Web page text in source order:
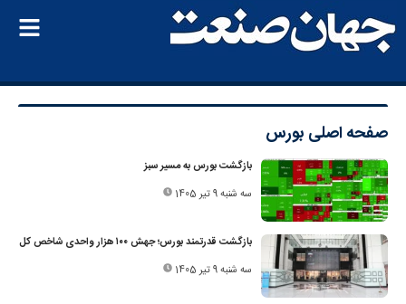
صفحه اصلی بورس
بازگشت بورس به مسیر سبز
سه شنبه 9 تیر 1405
بازگشت قدرتمند بورس؛ جهش ۱۰۰ هزار واحدی شاخص کل
سه شنبه 9 تیر 1405